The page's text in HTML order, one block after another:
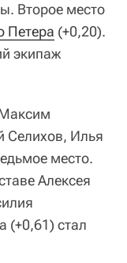
Второе место
Петера (+0,20).
экипаж
Селихов, Илья
место.
Алексея
(+0,61) стал